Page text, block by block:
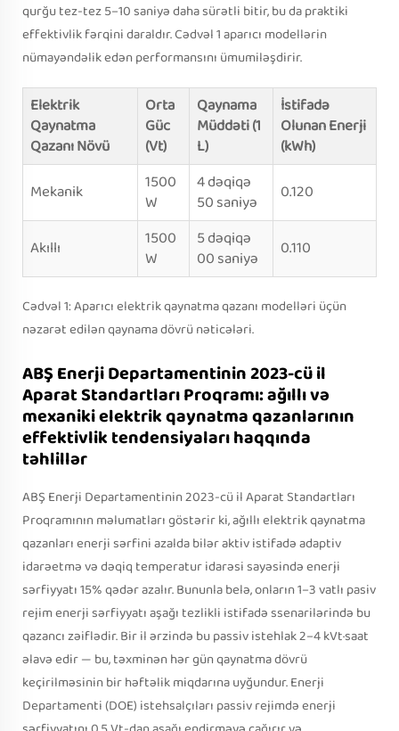
qurğu tez-tez 5–10 saniyə daha sürətli bitir, bu da praktiki
effektivlik fərqini daraldır. Cədvəl 1 aparıcı modellərin
nümayəndəlik edən performansını ümumiləşdirir.
Elektrik
Qaynatma
Qazanı Növü
Orta
Güc
(Vt)
Qaynama
Müddəti (1
L)
İstifadə
Olunan Enerji
(kWh)
Mekanik
1500
W
4 dəqiqə
50 saniyə
0.120
Akıllı
1500
W
5 dəqiqə
00 saniyə
0.110
Cədvəl 1: Aparıcı elektrik qaynatma qazanı modelləri üçün
nəzarət edilən qaynama dövrü nəticələri.
ABŞ Enerji Departamentinin 2023-cü il
Aparat Standartları Proqramı: ağıllı və
mexaniki elektrik qaynatma qazanlarının
effektivlik tendensiyaları haqqında
təhlillər
ABŞ Enerji Departamentinin 2023-cü il Aparat Standartları
Proqramının məlumatları göstərir ki, ağıllı elektrik qaynatma
qazanları enerji sərfini azalda biləraktiv istifadəadaptiv
idarəetmə və dəqiq temperatur idarəsi sayəsində enerji
sərfiyyatı 15% qədər azalır. Bununla belə, onların 1–3 vatlı pasiv
rejim enerji sərfiyyatı aşağı tezlikli istifadə ssenarilərində bu
qazancı zəiflədir. Bir il ərzində bu passiv istehlak 2–4 kVt·saat
əlavə edir — bu, təxminən hər gün qaynatma dövrü
keçirilməsinin bir həftəlik miqdarına uyğundur. Enerji
Departamenti (DOE) istehsalçıları passiv rejimdə enerji